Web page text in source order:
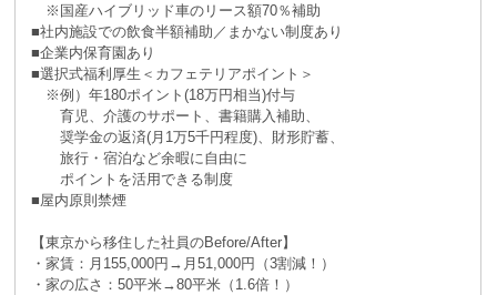
※国産ハイブリッド車のリース額70％補助
■社内施設での飲食半額補助／まかない制度あり
■企業内保育園あり
■選択式福利厚生＜カフェテリアポイント＞
※例）年180ポイント(18万円相当)付与
育児、介護のサポート、書籍購入補助、
奨学金の返済(月1万5千円程度)、財形貯蓄、
旅行・宿泊など余暇に自由に
ポイントを活用できる制度
■屋内原則禁煙
【東京から移住した社員のBefore/After】
・家賃：月155,000円→月51,000円（3割減！）
・家の広さ：50平米→80平米（1.6倍！）